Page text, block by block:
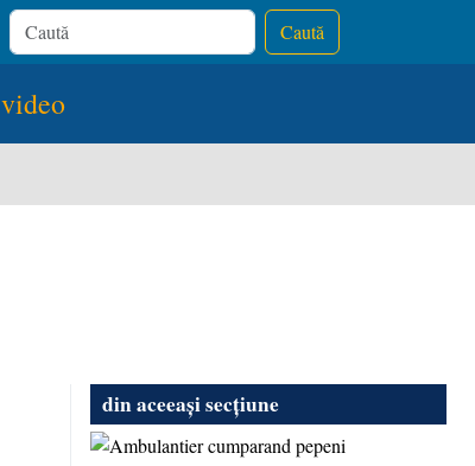
Caută
video
din aceeași secțiune